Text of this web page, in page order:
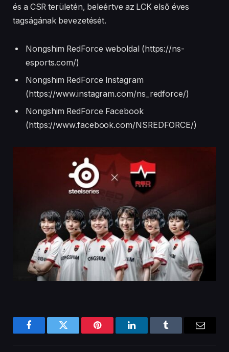
és a CSR területén, beleértve az LCK első éves
tagságának bevezetését.
Nongshim RedForce weboldal (https://ns-
esports.com/)
Nongshim RedForce Instagram
(https://www.instagram.com/ns_redforce/)
Nongshim RedForce Facebook
(https://www.facebook.com/NSREDFORCE/)
FacebookTwitter Pinterest LinkedInTumblr Email